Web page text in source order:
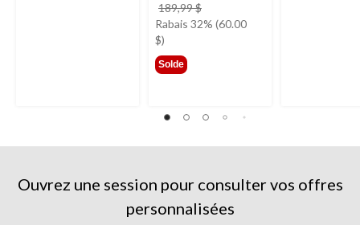
189,99 $
était
Rabais 32% (60.00
$)
Solde
Ouvrez une session pour consulter vos offres
personnalisées